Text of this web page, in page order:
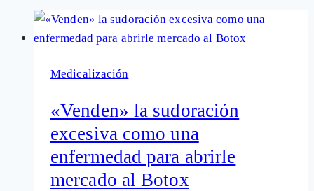
Medicalización
«Venden» la sudoración
excesiva como una
enfermedad para abrirle
mercado al Botox